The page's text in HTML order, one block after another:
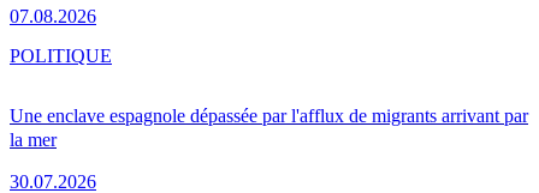
07.08.2026
Une enclave espagnole dépassée par l'afflux de migrants arrivant par
la mer
30.07.2026
POLITIQUE